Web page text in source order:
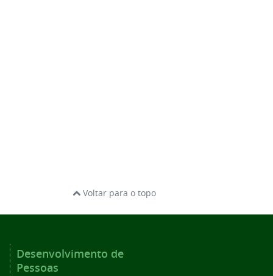
Voltar para o topo
Desenvolvimento de
Pessoas